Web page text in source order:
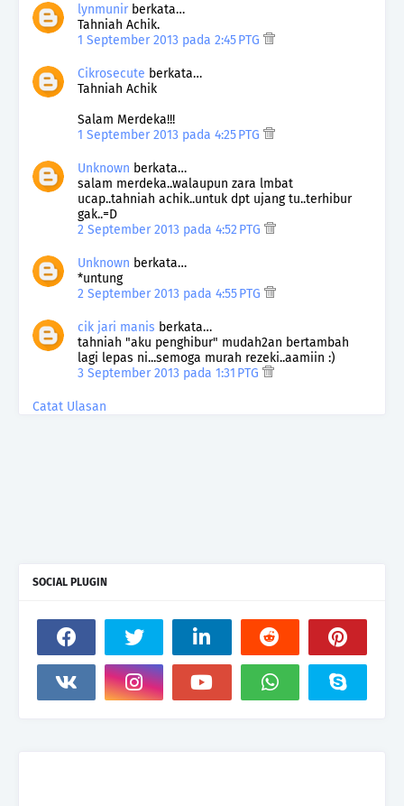
lynmunirberkata…
Tahniah Achik.
1 September 2013 pada 2:45 PTG
Cikrosecute berkata…
Tahniah Achik
Salam Merdeka!!!
1 September 2013 pada 4:25 PTG
Unknown berkata…
salam merdeka..walaupun zara lmbat
ucap..tahniah achik..untuk dpt ujang tu..terhibur
gak..=D
2 September 2013 pada 4:52 PTG
Unknown berkata…
*untung
2 September 2013 pada 4:55 PTG
cik jari manis berkata…
tahniah "aku penghibur" mudah2an bertambah
lagi lepas ni...semoga murah rezeki..aamiin :)
3 September 2013 pada 1:31 PTG
Catat Ulasan
SOCIAL PLUGIN